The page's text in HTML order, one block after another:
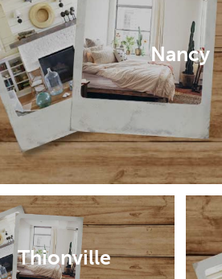
Nancy
Thionville